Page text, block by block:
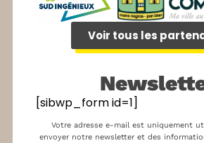
Voir tous les
[sibwp_form id=1]
Votre adresse e-mail est uniquement
envoyer notre newsletter et des